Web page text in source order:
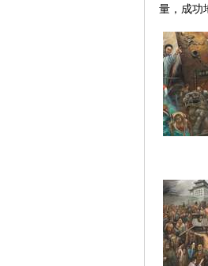
量，成功